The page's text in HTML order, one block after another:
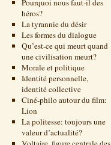
Pourquoi nous faut-il des
héros?
La tyrannie du désir
Les formes du dialogue
Qu’est-ce qui meurt quand
une civilisation meurt?
Morale et politique
Identité personnelle,
identité collective
Ciné-philo autour du film:
Lion
La politesse: toujours une
valeur d’actualité?